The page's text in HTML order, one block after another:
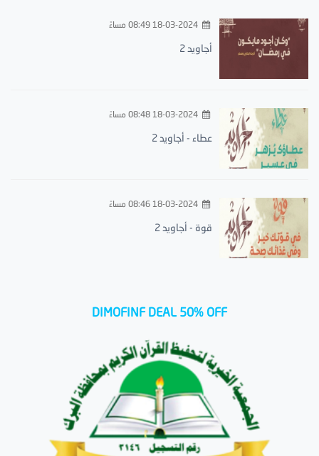
18-03-2024 08:49 مساءً
أجاويد 2
18-03-2024 08:48 مساءً
عطاء - أجاويد 2
18-03-2024 08:46 مساءً
قوة - أجاويد 2
DIMOFINF DEAL 50% OFF